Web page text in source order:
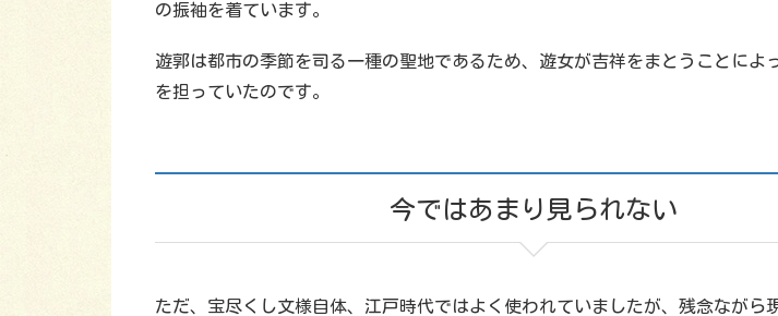
の振袖を着ています。
遊郭は都市の季節を司る一種の聖地であるため、遊女が吉祥をまとうことによ
を担っていたのです。
今ではあまり見られない
ただ、宝尽くし文様自体、江戸時代ではよく使われていましたが、残念ながら